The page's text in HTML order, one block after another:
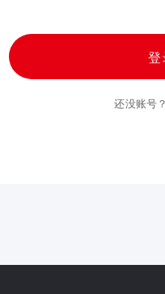
登
还没账号？